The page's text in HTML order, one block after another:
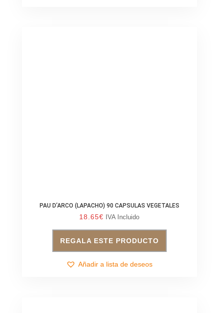
PAU D’ARCO (LAPACHO) 90 CAPSULAS VEGETALES
18.65€ IVA Incluido
REGALA ESTE PRODUCTO
Añadir a lista de deseos